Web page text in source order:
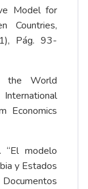
Model for
Countries,
Pág. 93-
the World
Economics
“El modelo
y Estados